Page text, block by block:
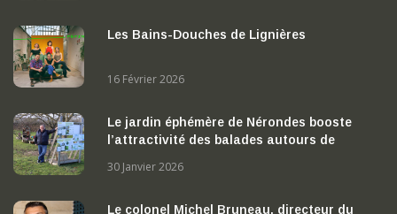
Les Bains-Douches de Lignières
16 Février 2026
Le jardin éphémère de Nérondes booste
l’attractivité des balades autours de
30 Janvier 2026
Le colonel Michel Bruneau, directeur du